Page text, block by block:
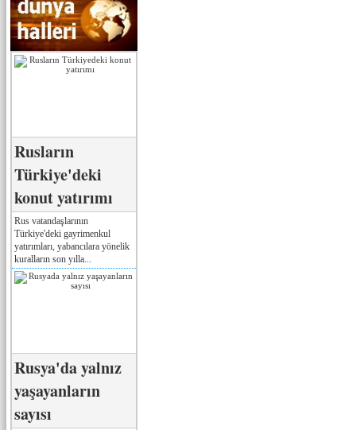
Rusların
Türkiye'deki
konut yatırımı
Rus vatandaşlarının
Türkiye'deki gayrimenkul
yatırımları, yabancılara yönelik
kuralların son yılla...
Rusya'da yalnız
yaşayanların
sayısı